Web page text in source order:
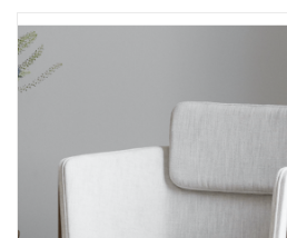
TABLEWARE 餐具
及雜項
HEALTHY LIVING 健康家居